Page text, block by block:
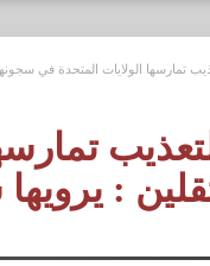
تمارسها الولايات المتحدة في
: